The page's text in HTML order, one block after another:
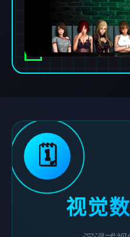
🗓️
视觉